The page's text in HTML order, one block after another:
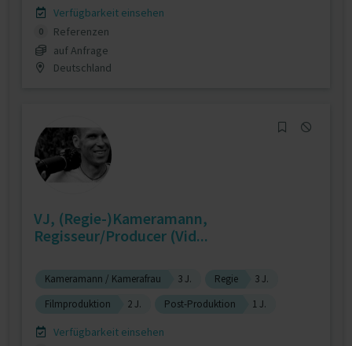
Verfügbarkeit einsehen
0
Referenzen
auf Anfrage
Deutschland
VJ, (Regie-)Kameramann,
Regisseur/Producer (Vid...
Kameramann / Kamerafrau 3 J. Regie
3 J.
Filmproduktion
2 J. Post-Produktion 1 J.
Verfügbarkeit einsehen